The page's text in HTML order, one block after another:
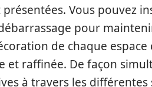
Vous pouvez
pour
de chaque
et raffinée. De façon
à travers les